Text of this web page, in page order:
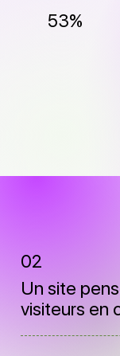
53%
02
Un site
visiteurs en